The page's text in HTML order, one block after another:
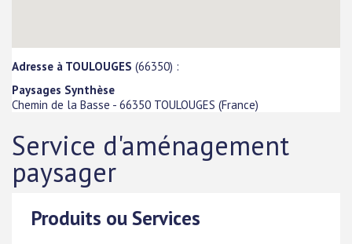
Adresse à TOULOUGES (66350) :
Paysages Synthèse
Chemin de la Basse - 66350 TOULOUGES (France)
Service d'aménagement
paysager
Produits ou Services